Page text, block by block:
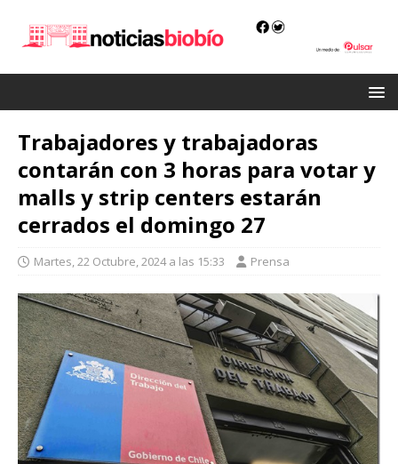
Trabajadores y trabajadoras
contarán con 3 horas para votar y
malls y strip centers estarán
cerrados el domingo 27
Martes, 22 Octubre, 2024 a las 15:33 Prensa